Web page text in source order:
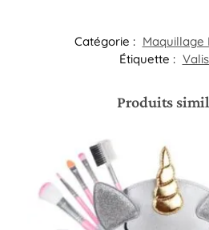
Catégorie : Maquillage
Étiquette :
Produits